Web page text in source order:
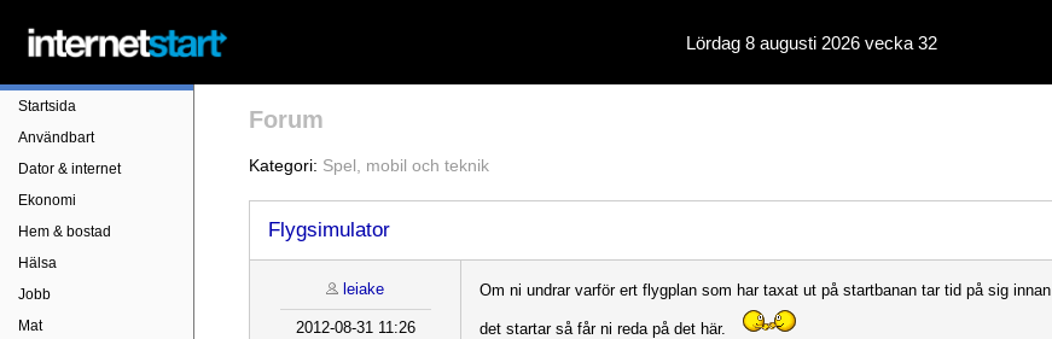
Lördag 8 augusti 2026 vecka 32
Startsida
Användbart
Dator & internet
Ekonomi
Hem & bostad
Hälsa
Jobb
Mat
Forum
Kategori: Spel, mobil och teknik
Flygsimulator
leiake
2012-08-31 11:26
Om ni undrar varför ert flygplan som har taxat ut på startbanan tar tid på sig innan
det startar så får ni reda på det här.